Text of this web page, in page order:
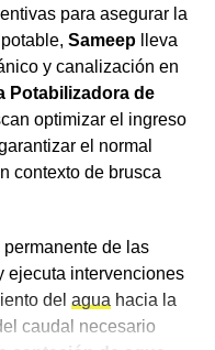
alcohol: Las
entre consumidores
o conducir sin
social.
amplió su
formal, combinándose
e incluso postres.
subas constantes en
durante eventos
para asegurar la
Sameeplleva
y canalización en
Potabilizadora de
optimizar el ingreso
el normal
contexto de brusca
de las
ejecuta intervenciones
del agua hacia la
caudal necesario